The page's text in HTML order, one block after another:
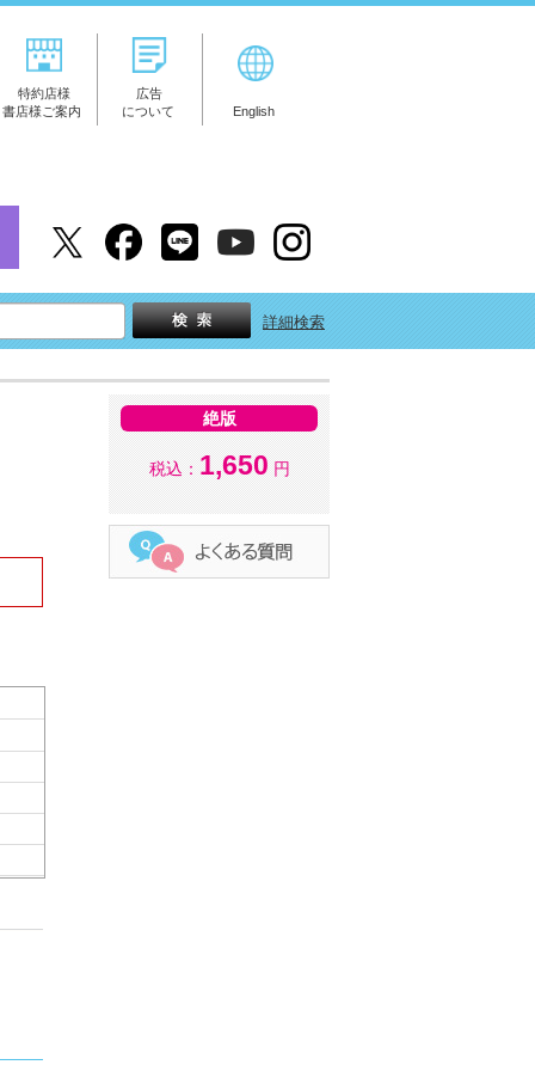
特約店様
書店様ご案内
広告
について
English
詳細検索
絶版
税込： 1,650 円